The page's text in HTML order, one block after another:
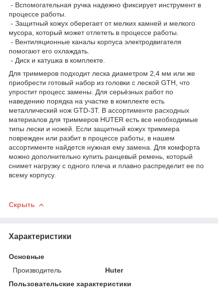
- Вспомогательная ручка надежно фиксирует инструмент в
процессе работы.
- Защитный кожух оберегает от мелких камней и мелкого
мусора, который может отлететь в процессе работы.
- Вентиляционные каналы корпуса электродвигателя
помогают его охлаждать.
- Диск и катушка в комплекте.
Для триммеров подходит леска диаметром 2,4 мм или же
приобрести готовый набор из головки с леской GTH, что
упростит процесс замены. Для серьёзных работ по
наведению порядка на участке в комплекте есть
металлический нож GTD-3T. В ассортименте расходных
материалов для триммеров HUTER есть все необходимые
типы лески и ножей. Если защитный кожух триммера
поврежден или разбит в процессе работы, в нашем
ассортименте найдется нужная ему замена. Для комфорта
можно дополнительно купить ранцевый ремень, который
снимет нагрузку с одного плеча и плавно распределит ее по
всему корпусу.
Скрыть
Характеристики
Основные
Производитель
Huter
Пользовательские характеристики